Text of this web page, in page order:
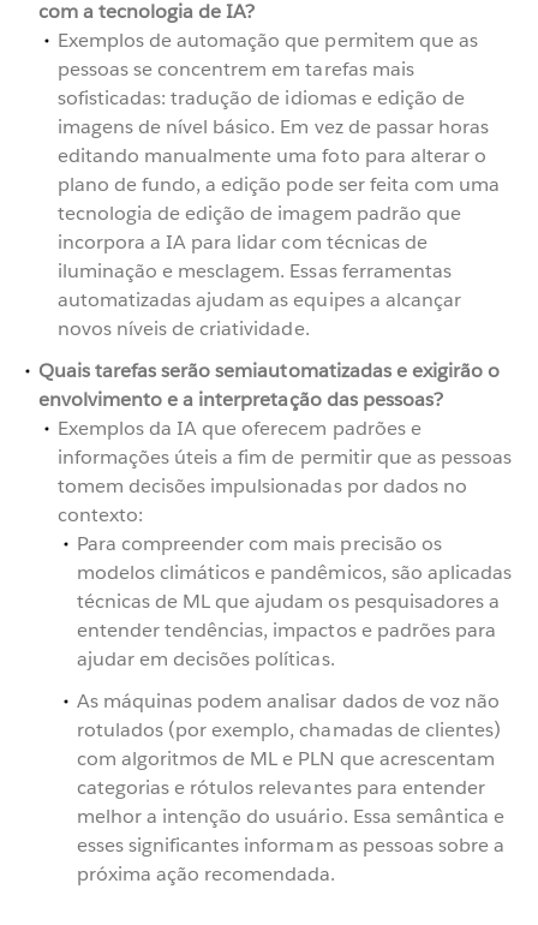
com a tecnologia de IA?
Exemplos de automação que permitem que as
pessoas se concentrem em tarefas mais
sofisticadas: tradução de idiomas e edição de
imagens de nível básico. Em vez de passar horas
editando manualmente uma foto para alterar o
plano de fundo, a edição pode ser feita com uma
tecnologia de edição de imagem padrão que
incorpora a IA para lidar com técnicas de
iluminação e mesclagem. Essas ferramentas
automatizadas ajudam as equipes a alcançar
novos níveis de criatividade.
Quais tarefas serão semiautomatizadas e exigirão o
envolvimento e a interpretação das pessoas?
Exemplos da IA que oferecem padrões e
informações úteis a fim de permitir que as pessoas
tomem decisões impulsionadas por dados no
contexto:
Para compreender com mais precisão os
modelos climáticos e pandêmicos, são aplicadas
técnicas de ML que ajudam os pesquisadores a
entender tendências, impactos e padrões para
ajudar em decisões políticas.
As máquinas podem analisar dados de voz não
rotulados (por exemplo, chamadas de clientes)
com algoritmos de ML e PLN que acrescentam
categorias e rótulos relevantes para entender
melhor a intenção do usuário. Essa semântica e
esses significantes informam as pessoas sobre a
próxima ação recomendada.